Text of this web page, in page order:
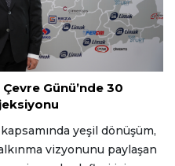
Çevre Günü’nde 30
yeşil dönüşüm,
vizyonunu paylaşan